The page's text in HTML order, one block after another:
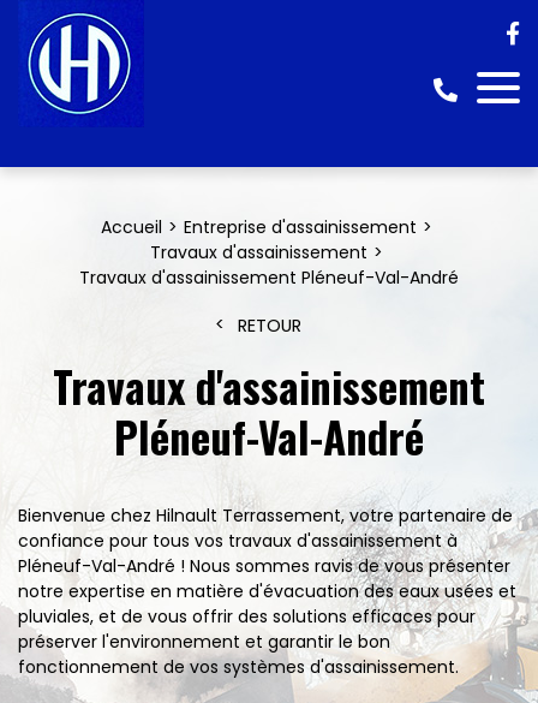
Accueil
Entreprise d'assainissement
Travaux d'assainissement
Travaux d'assainissement Pléneuf-Val-André
RETOUR
Travaux d'assainissement
Pléneuf-Val-André
Bienvenue chez Hilnault Terrassement, votre partenaire de
confiance pour tous vos travaux d'assainissement à
Pléneuf-Val-André ! Nous sommes ravis de vous présenter
notre expertise en matière d'évacuation des eaux usées et
pluviales, et de vous offrir des solutions efficaces pour
préserver l'environnement et garantir le bon
fonctionnement de vos systèmes d'assainissement.